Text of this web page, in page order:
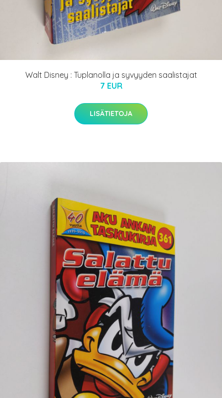
Walt Disney : Tuplanolla ja syvyyden saalistajat
7 EUR
LISÄTIETOJA